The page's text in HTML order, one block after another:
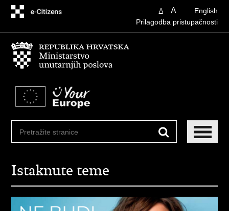
sadržaj
English
A A
Prilagodba pristupačnosti
Istaknute teme